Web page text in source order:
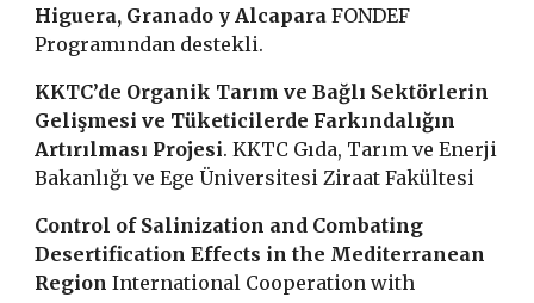
Higuera, Granado y Alcapara FONDEF
Programından destekli.
KKTC’de Organik Tarım ve Bağlı Sektörlerin
Gelişmesi ve Tüketicilerde Farkındalığın
Artırılması Projesi. KKTC Gıda, Tarım ve Enerji
Bakanlığı ve Ege Üniversitesi Ziraat Fakültesi
Control of Salinization and Combating
Desertification Effects in the Mediterranean
Region International Cooperation with